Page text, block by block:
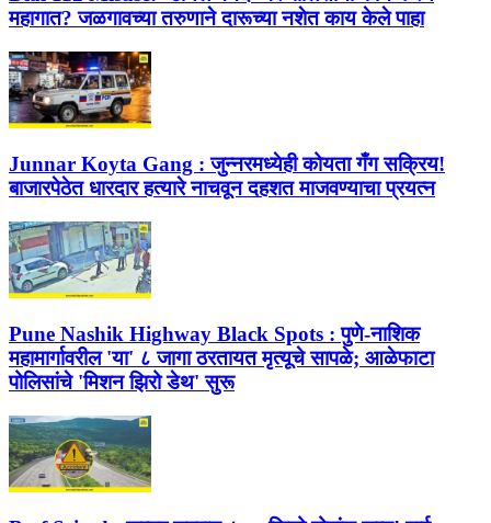
महागात? जळगावच्या तरुणाने दारूच्या नशेत काय केले पाहा
Junnar Koyta Gang : जुन्नरमध्येही कोयता गँग सक्रिय!
बाजारपेठेत धारदार हत्यारे नाचवून दहशत माजवण्याचा प्रयत्न
Pune Nashik Highway Black Spots : पुणे-नाशिक
महामार्गावरील 'या' ८ जागा ठरतायत मृत्यूचे सापळे; आळेफाटा
पोलिसांचे 'मिशन झिरो डेथ' सुरू